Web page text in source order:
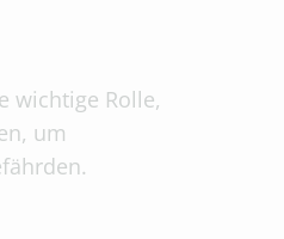
wichtige Rolle,
um